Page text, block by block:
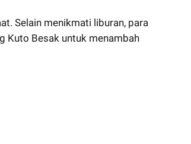
Selain menikmati liburan, para
Kuto Besak untuk menambah